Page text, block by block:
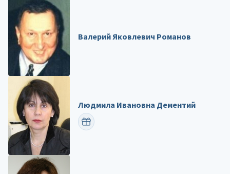
Валерий Яковлевич Романов
Людмила Ивановна Дементий
ПОЗДРАВИТЬ